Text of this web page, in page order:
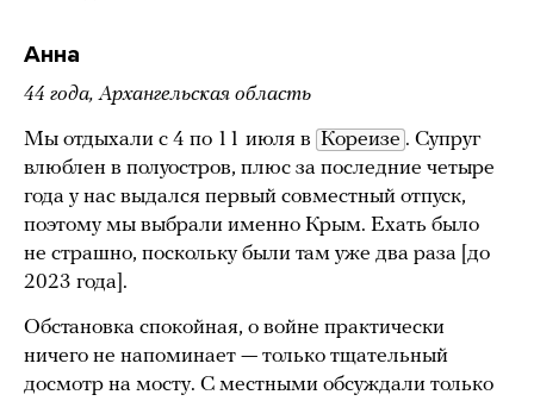
Анна
44 года, Архангельская область
Мы отдыхали с 4 по 11 июля в Кореизе . Супруг
влюблен в полуостров, плюс за последние четыре
года у нас выдался первый совместный отпуск,
поэтому мы выбрали именно Крым. Ехать было
не страшно, поскольку были там уже два раза [до
2023 года].
Обстановка спокойная, о войне практически
ничего не напоминает — только тщательный
досмотр на мосту. С местными обсуждали только